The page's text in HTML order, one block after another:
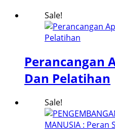
Sale!
Perancangan
Dan Pelatihan
Sale!